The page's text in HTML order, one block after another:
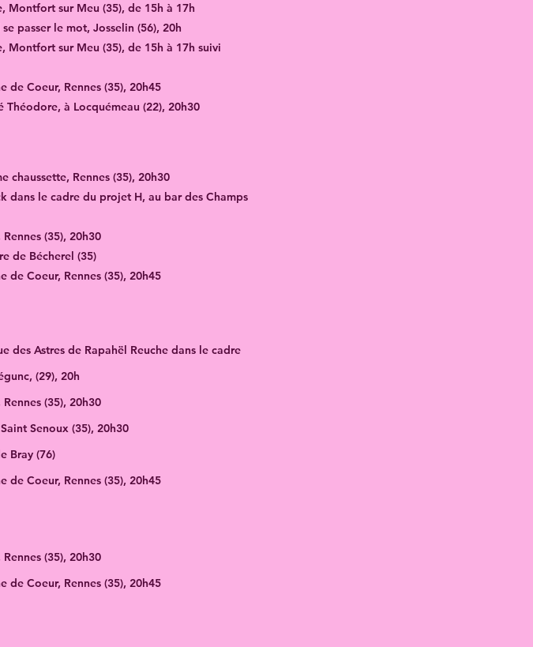
Montfort sur Meu (35), de 15h à 17h
passer le mot, Josselin (56), 20h
sur Meu (35), de 15h à 17h suivi
de Coeur, Rennes (35), 20h45
à Locquémeau (22), 20h30
chaussette, Rennes (35), 20h30
dans le cadre du projet H, au bar des Champs
(35), 20h30
de Bécherel (35)
de Coeur, Rennes (35), 20h45
des Astres de Rapahël Reuche dans le cadre
(29), 20h
(35), 20h30
Senoux (35), 20h30
Bray (76)
de Coeur, Rennes (35), 20h45
(35), 20h30
de Coeur, Rennes (35), 20h45